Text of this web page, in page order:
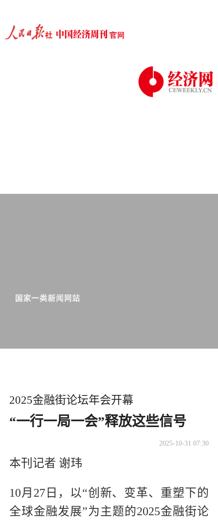
​2025金融街论坛年会开幕
“一行一局一会”释放这些信号
2025-10-31 07:30
本刊记者 谢玮
10月27日，以“创新、变革、重塑下的
全球金融发展”为主题的2025金融街论